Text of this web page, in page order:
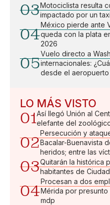
03Motociclista resulta
impactado por un
04
México pierde ante
queda con la plata
2026
05
Vuelo directo a
internacionales:
desde el aeropuerto
LO MÁS VISTO
01Así llegó Unión al
elefante del
02
Persecución y
Bacalar-Buenavista
heridos; entre las
03Quitarán la histórica
habitantes de
04
Procesan a dos
Mérida por
mdp